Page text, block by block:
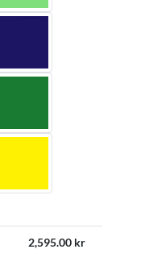
2,595.00 kr